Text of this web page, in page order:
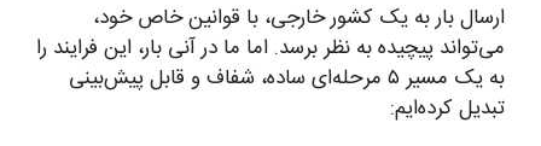
ارسال بار به یک کشور خارجی، با قوانین خاص خود،
می‌تواند پیچیده به نظر برسد. اما ما در آنی بار، این فرایند را
به یک مسیر ۵ مرحله‌ای ساده، شفاف و قابل پیش‌بینی
تبدیل کرده‌ایم: